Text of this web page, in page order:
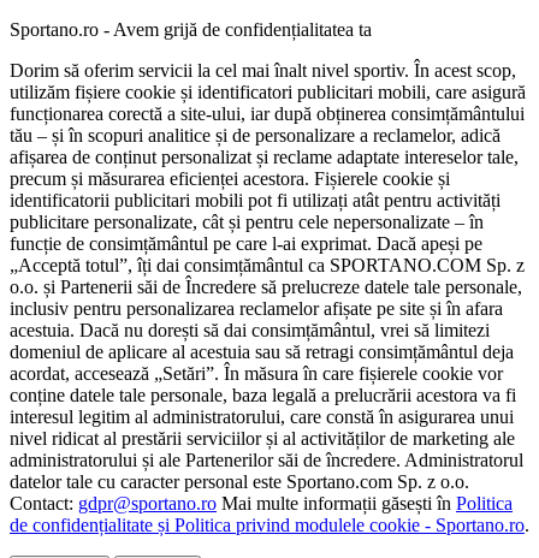
Sportano.ro - Avem grijă de confidențialitatea ta
Dorim să oferim servicii la cel mai înalt nivel sportiv. În acest scop,
utilizăm fișiere cookie și identificatori publicitari mobili, care asigură
funcționarea corectă a site-ului, iar după obținerea consimțământului
tău – și în scopuri analitice și de personalizare a reclamelor, adică
afișarea de conținut personalizat și reclame adaptate intereselor tale,
precum și măsurarea eficienței acestora. Fișierele cookie și
identificatorii publicitari mobili pot fi utilizați atât pentru activități
publicitare personalizate, cât și pentru cele nepersonalizate – în
funcție de consimțământul pe care l-ai exprimat. Dacă apeși pe
„Acceptă totul”, îți dai consimțământul ca SPORTANO.COM Sp. z
o.o. și Partenerii săi de Încredere să prelucreze datele tale personale,
inclusiv pentru personalizarea reclamelor afișate pe site și în afara
acestuia. Dacă nu dorești să dai consimțământul, vrei să limitezi
domeniul de aplicare al acestuia sau să retragi consimțământul deja
acordat, accesează „Setări”. În măsura în care fișierele cookie vor
conține datele tale personale, baza legală a prelucrării acestora va fi
interesul legitim al administratorului, care constă în asigurarea unui
nivel ridicat al prestării serviciilor și al activităților de marketing ale
administratorului și ale Partenerilor săi de încredere. Administratorul
datelor tale cu caracter personal este Sportano.com Sp. z o.o.
Contact: gdpr@sportano.ro Mai multe informații găsești în Politica
de confidențialitate și Politica privind modulele cookie - Sportano.ro.